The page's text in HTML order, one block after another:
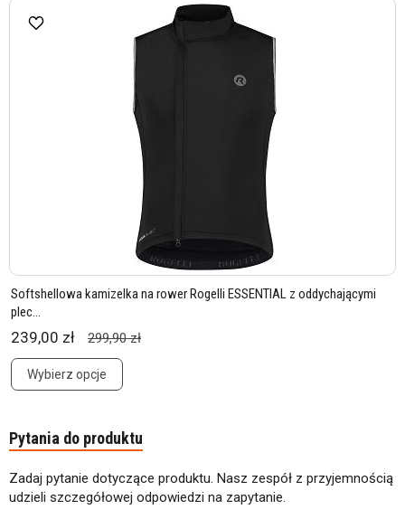
Softshellowa kamizelka na rower Rogelli ESSENTIAL z oddychającymi
plec...
239,00 zł 299,90 zł
Wybierz opcje
Pytania do produktu
Zadaj pytanie dotyczące produktu. Nasz zespół z przyjemnością
udzieli szczegółowej odpowiedzi na zapytanie.